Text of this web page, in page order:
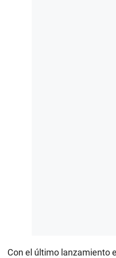
Con el último lanzamiento